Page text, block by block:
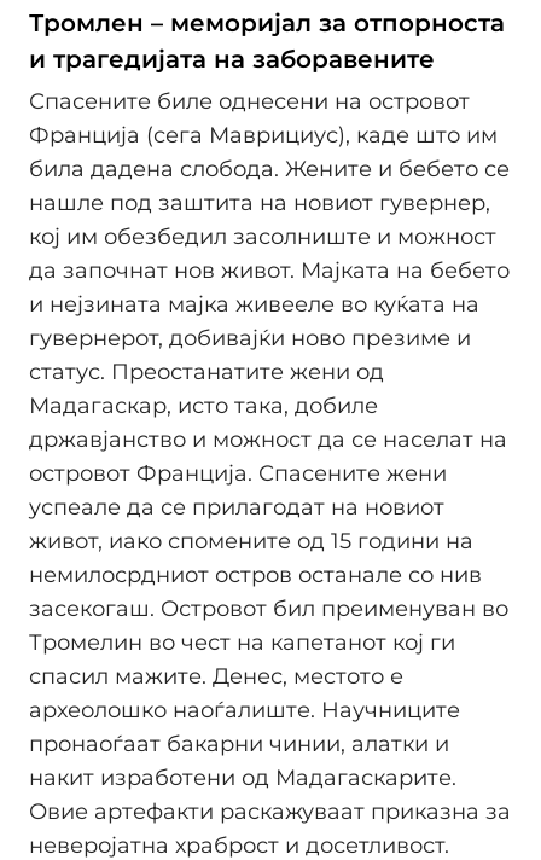
Тромлен – меморијал за отпорноста
и трагедијата на заборавените
Спасените биле однесени на островот
Франција (сега Маврициус), каде што им
била дадена слобода. Жените и бебето се
нашле под заштита на новиот гувернер,
кој им обезбедил засолниште и можност
да започнат нов живот. Мајката на бебето
и нејзината мајка живееле во куќата на
гувернерот, добивајќи ново презиме и
статус. Преостанатите жени од
Мадагаскар, исто така, добиле
државјанство и можност да се населат на
островот Франција. Спасените жени
успеале да се прилагодат на новиот
живот, иако спомените од 15 години на
немилосрдниот остров останале со нив
засекогаш. Островот бил преименуван во
Тромелин во чест на капетанот кој ги
спасил мажите. Денес, местото е
археолошко наоѓалиште. Научниците
пронаоѓаат бакарни чинии, алатки и
накит изработени од Мадагаскарите.
Овие артефакти раскажуваат приказна за
неверојатна храброст и досетливост.